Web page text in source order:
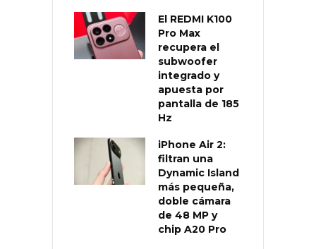
El REDMI K100
Pro Max
recupera el
subwoofer
integrado y
apuesta por
pantalla de 185
Hz
iPhone Air 2:
filtran una
Dynamic Island
más pequeña,
doble cámara
de 48 MP y
chip A20 Pro